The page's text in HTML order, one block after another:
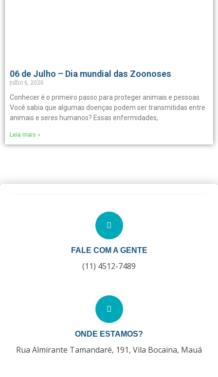
06 de Julho – Dia mundial das Zoonoses
julho 6, 2026
Conhecer é o primeiro passo para proteger animais e pessoas
Você sabia que algumas doenças podem ser transmitidas entre
animais e seres humanos? Essas enfermidades,
Leia mais »
FALE COM A GENTE
(11) 4512-7489
ONDE ESTAMOS?
Rua Almirante Tamandaré, 191, Vila Bocaina, Mauá